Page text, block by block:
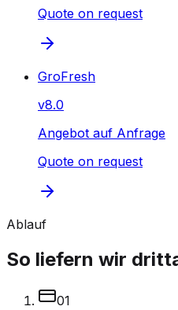
Quote on request
GroFresh
v8.0
Angebot auf Anfrage
Quote on request
Ablauf
So liefern wir
01